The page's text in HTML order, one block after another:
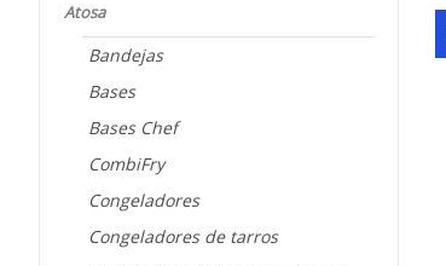
Atosa
Bandejas
Bases
Bases Chef
CombiFry
Congeladores
Congeladores de tarros